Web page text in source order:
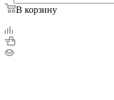
В корзину